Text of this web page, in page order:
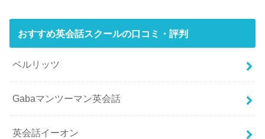
おすすめ英会話スクールの口コミ・評判
ベルリッツ
Gabaマンツーマン英会話
英会話イーオン